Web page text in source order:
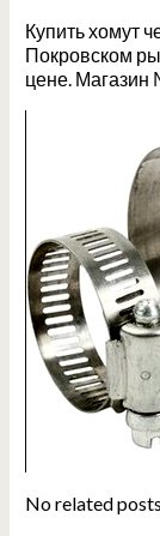
Купить хомут
Покровском
цене. Магазин
No related posts.